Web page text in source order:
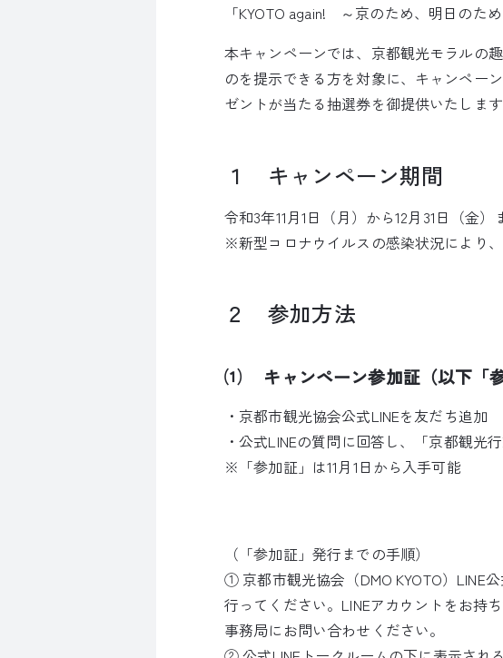
「KYOTO again! ～京のため、明日のた
本キャンペーンでは、京都観光モラルの
のを提示できる方を対象に、キャンペー
ゼントが当たる抽選券を御提供いたします
１ キャンペーン期間
令和3年11月1日（月）から12月31日（金）
※新型コロナウイルスの感染状況により
２ 参加方法
⑴ キャンペーン参加証（以下「
・京都市観光協会公式LINEを友だち追加
・公式LINEの質問に回答し、「京都観光
※「参加証」は11月1日から入手可能
（「参加証」発行までの手順）
① 京都市観光協会（DMO KYOTO）LINE
行ってください。LINEアカウントをお持
事務局にお問い合わせください。